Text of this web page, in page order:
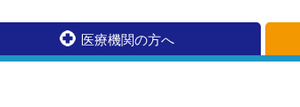
医療機関の方へ